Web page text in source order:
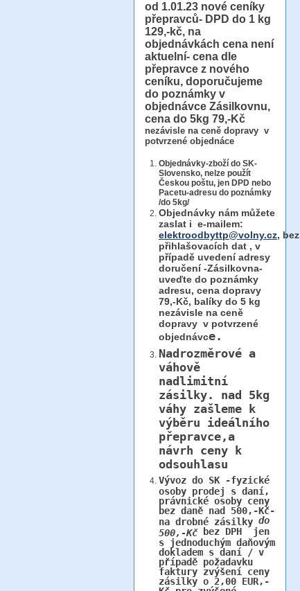
od 1.01.23 nové ceníky
přepravců- DPD do 1 kg
129,-kč, na
objednávkách cena není
aktuelní- cena dle
přepravce z nového
ceníku, doporučujeme
do poznámky v
objednávce Zásilkovnu,
cena do 5kg 79,-Kč
nezávisle na ceně dopravy v
potvrzené objednáce
Objednávky-zboží do SK-
Slovensko, nelze použít
Českou poštu, jen DPD nebo
Pacetu-adresu do poznámky
/do 5kg/
Objednávky nám můžete
zaslat i e-mailem:
elektroodbyttp@volny.cz, bez
přihlašovacích dat , v
případě uvedení adresy
doručení -Zásilkovna-
uveďte do poznámky
adresu, cena dopravy
79,-Kč, balíky do 5 kg
nezávisle na ceně
dopravy v potvrzené
objednávce.
Nadrozměrové a
váhově
nadlimitní
zásilky. nad 5kg
váhy zašleme k
výběru ideálního
přepravce,a
návrh ceny k
odsouhlasu
Vývoz do SK -fyzické
osoby prodej s daní,
právnické osoby ceny
bez daně nad 500,-Kč-
na drobné zásilky do
500,-Kčbez DPH jen
s jednoduchým daňovým
dokladem s daní / v
případě požadavku
faktury zvýšení ceny
zásilky o 2,00 EUR,-